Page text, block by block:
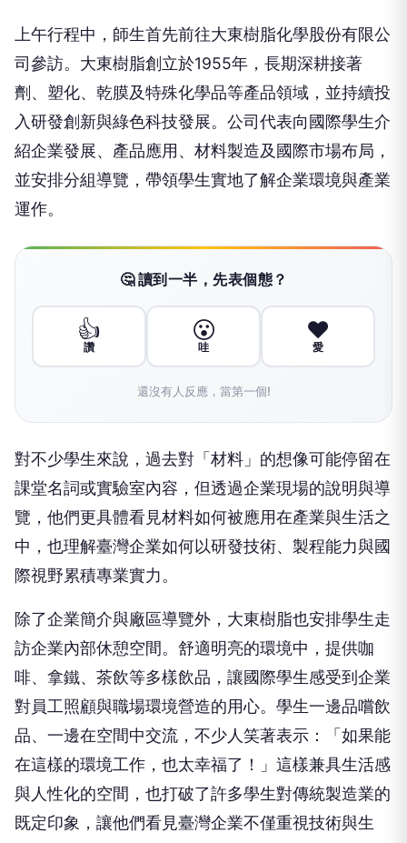
上午行程中，師生首先前往大東樹脂化學股份有限公
司參訪。大東樹脂創立於1955年，長期深耕接著
劑、塑化、乾膜及特殊化學品等產品領域，並持續投
入研發創新與綠色科技發展。公司代表向國際學生介
紹企業發展、產品應用、材料製造及國際市場布局，
並安排分組導覽，帶領學生實地了解企業環境與產業
運作。
🤔 讀到一半，先表個態？
👍
讚
😮
哇
❤️
愛
還沒有人反應，當第一個!
對不少學生來說，過去對「材料」的想像可能停留在
課堂名詞或實驗室內容，但透過企業現場的說明與導
覽，他們更具體看見材料如何被應用在產業與生活之
中，也理解臺灣企業如何以研發技術、製程能力與國
際視野累積專業實力。
除了企業簡介與廠區導覽外，大東樹脂也安排學生走
訪企業內部休憩空間。舒適明亮的環境中，提供咖
啡、拿鐵、茶飲等多樣飲品，讓國際學生感受到企業
對員工照顧與職場環境營造的用心。學生一邊品嚐飲
品、一邊在空間中交流，不少人笑著表示：「如果能
在這樣的環境工作，也太幸福了！」這樣兼具生活感
與人性化的空間，也打破了許多學生對傳統製造業的
既定印象，讓他們看見臺灣企業不僅重視技術與生